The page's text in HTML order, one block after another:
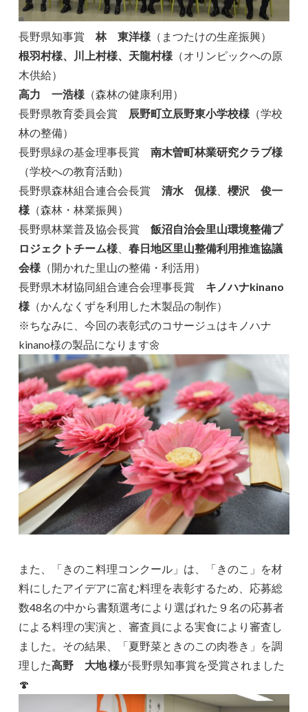
長野県知事賞林 東洋様 （まつたけの生産振興）
根羽村様、川上村様、天龍村様 （オリンピックへの原
木供給）
高力 一浩様 （森林の健康利用）
長野県教育委員会賞 辰野町立辰野東小学校様 （学校
林の整備）
長野県緑の基金理事長賞南木曽町林業研究クラブ様
（学校への教育活動）
長野県森林組合連合会長賞清水 侃様 、櫻沢 俊一
様 （森林・林業振興）
長野県林業普及協会長賞飯沼自治会里山環境整備プ
ロジェクトチーム様 、春日地区里山整備利用推進協議
会様 （開かれた里山の整備・利活用）
長野県木材協同組合連合会理事長賞 キノハナkinano
様 （かんなくずを利用した木製品の制作）
※ちなみに、今回の表彰式のコサージュはキノハナ
kinano様の製品になります🌼
また、「きのこ料理コンクール」は、「きのこ」を材
料にしたアイデアに富む料理を表彰するため、応募総
数48名の中から書類選考により選ばれた９名の応募者
による料理の実演と、審査員による実食により審査し
ました。その結果、「夏野菜ときのこの肉巻き」を調
理した高野 大地 様が長野県知事賞を受賞されました
🍄